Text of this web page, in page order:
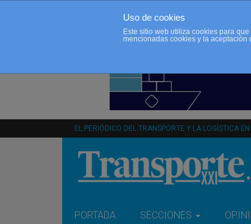
EL PERIÓDICO DEL TRANSPORTE Y LA LOGÍSTICA
PORTADA SECCIONES
Uso de cookies
Este sitio web utiliza cookies para
mencionadas cookies y la aceptación